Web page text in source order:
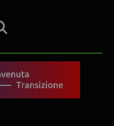
PROVINCIA
POLITICA
CULTURA ARTE